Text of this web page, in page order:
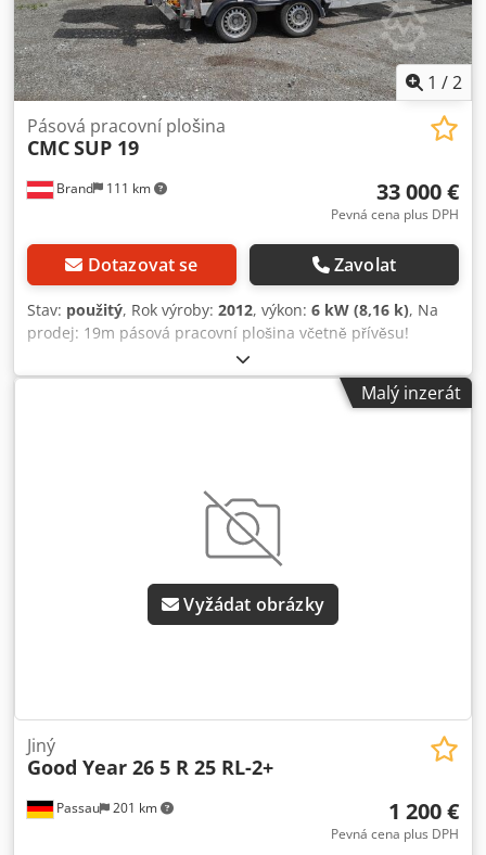
1 /2
Brand 111 km
Pásová pracovní plošina
CMCSUP 19
33 000 €
Pevná cena plus DPH
Dotazovat se Zavolat
Stav: použitý, Rok výroby: 2012, výkon: 6 kW (8,16 k), Na
prodej: 19m pásová pracovní plošina včetně přívěsu!
Plošina: CMC SUP19 Pracovní výška: 19 m, boční dosah až
11 m Pohon: naftový motor a 230 V Dkodpfx Aezdazuji Nsr
Nová baterie Rok výroby: 2012 Včetně přívěsu Tima sMalý inzerát
Vyžádat obrázky
Passau 201 km
Jiný
Good Year 26 5 R 25 RL-2+
1 200 €
Pevná cena plus DPH